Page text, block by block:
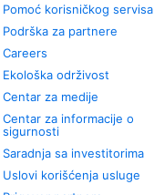
Pomoć korisničkog servisa
Podrška za partnere
Careers
Ekološka održivost
Centar za medije
Centar za informacije o
sigurnosti
Saradnja sa investitorima
Uslovi korišćenja usluge